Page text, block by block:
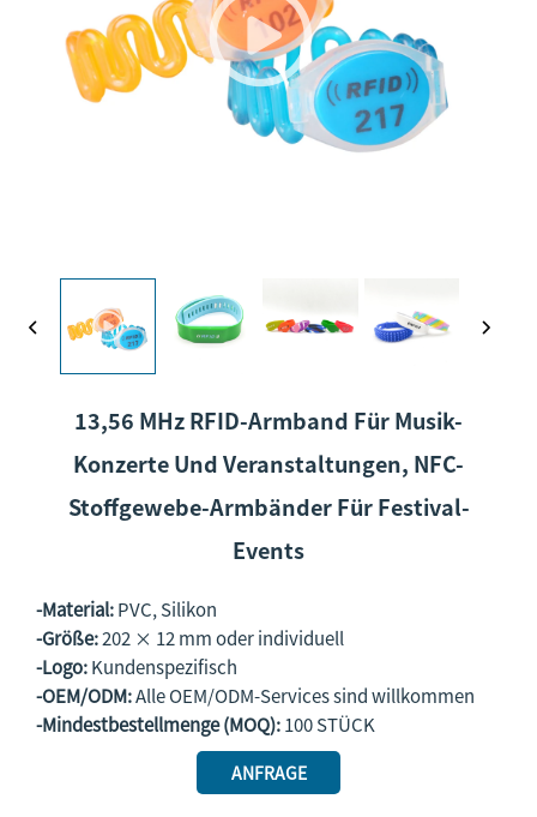
13,56 MHz RFID-Armband Für Musik-
Konzerte Und Veranstaltungen, NFC-
Stoffgewebe-Armbänder Für Festival-
Events
-Material:PVC, Silikon
-Größe:202 × 12 mm oder individuell
-Logo:Kundenspezifisch
-OEM/ODM:Alle OEM/ODM-Services sind willkommen
-Mindestbestellmenge (MOQ):100 STÜCK
ANFRAGE